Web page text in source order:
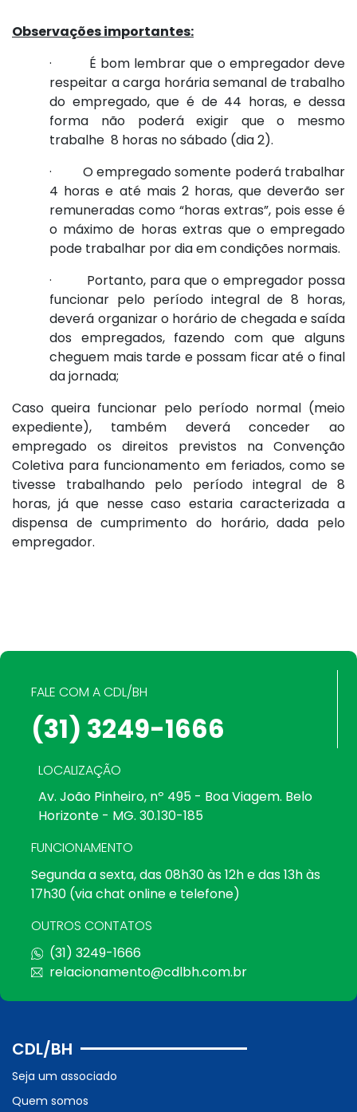
Observações importantes:
· É bom lembrar que o empregador deve
respeitar a carga horária semanal de trabalho
do empregado, que é de 44 horas, e dessa
forma não poderá exigir que o mesmo
trabalhe 8 horas no sábado (dia 2).
· O empregado somente poderá trabalhar
4 horas e até mais 2 horas, que deverão ser
remuneradas como “horas extras”, pois esse é
o máximo de horas extras que o empregado
pode trabalhar por dia em condições normais.
· Portanto, para que o empregador possa
funcionar pelo período integral de 8 horas,
deverá organizar o horário de chegada e saída
dos empregados, fazendo com que alguns
cheguem mais tarde e possam ficar até o final
da jornada;
Caso queira funcionar pelo período normal (meio
expediente), também deverá conceder ao
empregado os direitos previstos na Convenção
Coletiva para funcionamento em feriados, como se
tivesse trabalhando pelo período integral de 8
horas, já que nesse caso estaria caracterizada a
dispensa de cumprimento do horário, dada pelo
empregador.
FALE COM A CDL/BH
(31) 3249-1666
LOCALIZAÇÃO
Av. João Pinheiro, nº 495 - Boa Viagem. Belo
Horizonte - MG. 30.130-185
FUNCIONAMENTO
Segunda a sexta, das 08h30 às 12h e das 13h às
17h30 (via chat online e telefone)
OUTROS CONTATOS
(31) 3249-1666
relacionamento@cdlbh.com.br
CDL/BH
Seja um associado
Quem somos